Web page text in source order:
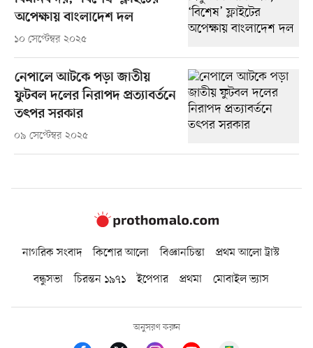
অপেক্ষায় বাংলাদেশ দল
১০ সেপ্টেম্বর ২০২৫
নেপালে আটকে পড়া জাতীয়
ফুটবল দলের নিরাপদ প্রত্যাবর্তনে
তৎপর সরকার
০৯ সেপ্টেম্বর ২০২৫
নাগরিক সংবাদ কিশোর আলো বিজ্ঞানচিন্তা
প্রথম আলো ট্রাস্ট
বন্ধুসভা
চিরন্তন ১৯৭১ ইপেপার প্রথমা মোবাইল ভ্যাস
অনুসরণ করুন